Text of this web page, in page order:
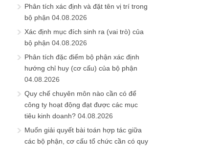
Phân tích xác định và đặt tên vị trí trong
bộ phận 04.08.2026
Xác định mục đích sinh ra (vai trò) của
bộ phận 04.08.2026
Phân tích đặc điểm bộ phận xác định
hướng chỉ huy (cơ cấu) của bộ phận
04.08.2026
Quy chế chuyên môn nào cần có để
công ty hoạt động đạt được các mục
tiêu kinh doanh? 04.08.2026
Muốn giải quyết bài toán hợp tác giữa
các bộ phận, cơ cấu tổ chức cần có quy